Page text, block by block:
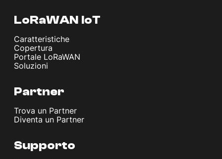
LoRaWAN IoT
Caratteristiche
Copertura
Portale LoRaWAN
Soluzioni
Partner
Trova un Partner
Diventa un Partner
Supporto